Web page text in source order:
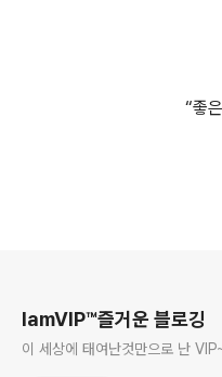
“좋
IamVIP™즐거운 블로깅
이 세상에 태여난것만으로 난